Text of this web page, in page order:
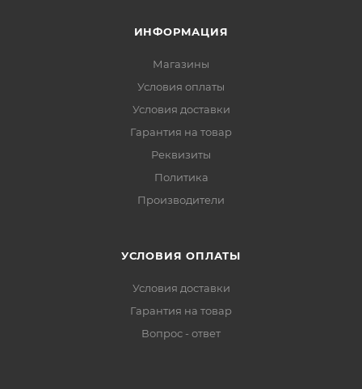
ИНФОРМАЦИЯ
Магазины
Условия оплаты
Условия доставки
Гарантия на товар
Реквизиты
Политика
Производители
УСЛОВИЯ ОПЛАТЫ
Условия доставки
Гарантия на товар
Вопрос - ответ